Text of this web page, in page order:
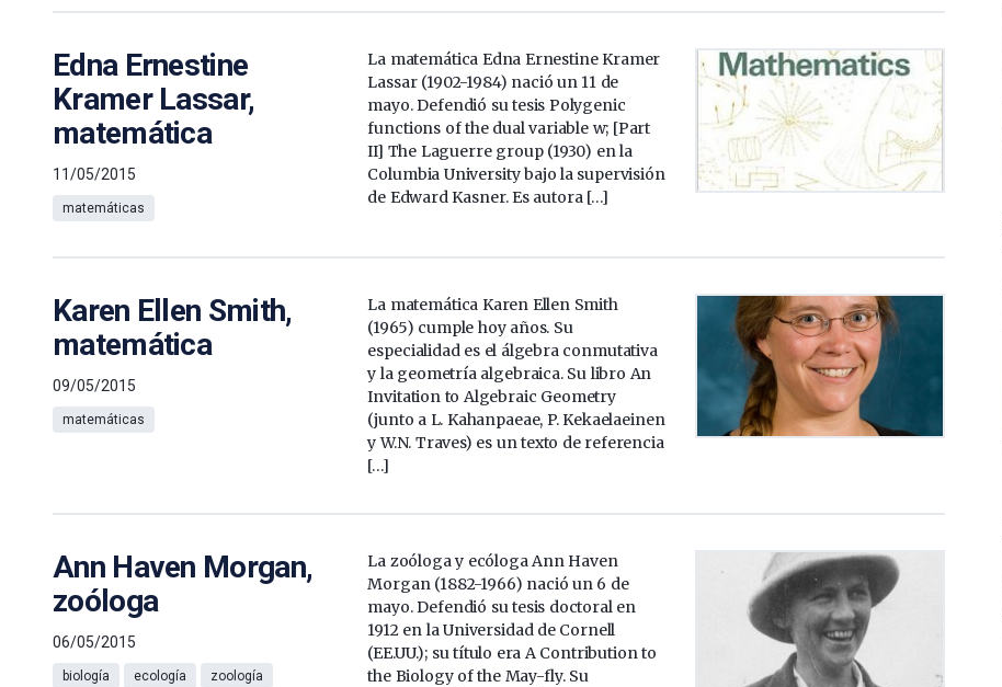
Edna Ernestine
Kramer Lassar,
matemática
11/05/2015
matemáticas
La matemática Edna Ernestine Kramer
Lassar (1902-1984) nació un 11 de
mayo. Defendió su tesis Polygenic
functions of the dual variable w; [Part
II] The Laguerre group (1930) en la
Columbia University bajo la supervisión
de Edward Kasner. Es autora […]
Karen Ellen Smith,
matemática
09/05/2015
matemáticas
La matemática Karen Ellen Smith
(1965) cumple hoy años. Su
especialidad es el álgebra conmutativa
y la geometría algebraica. Su libro An
Invitation to Algebraic Geometry
(junto a L. Kahanpaeae, P. Kekaelaeinen
y W.N. Traves) es un texto de referencia
[…]
Ann Haven Morgan,
zoóloga
06/05/2015
biología ecología zoología
La zoóloga y ecóloga Ann Haven
Morgan (1882-1966) nació un 6 de
mayo. Defendió su tesis doctoral en
1912 en la Universidad de Cornell
(EE.UU.); su título era A Contribution to
the Biology of the May-fly. Su